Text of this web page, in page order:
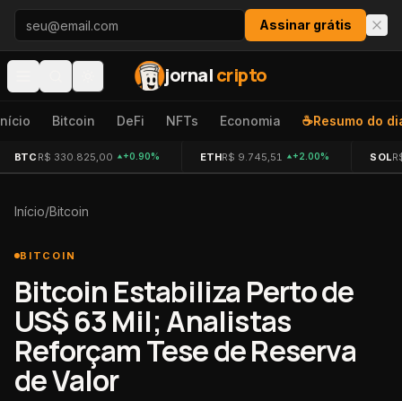
Pular para o conteúdo
Assinar grátis
jornalcripto
Bitcoin DeFi NFTs Economia ☕Resumo do
BTC R$ 330.825,00 +0.90% ETHR$ 9.745,51 +2.00% SOL
Início/Bitcoin
BITCOIN
Bitcoin Estabiliza Perto de
US$ 63 Mil; Analistas
Reforçam Tese de Reserva
de Valor